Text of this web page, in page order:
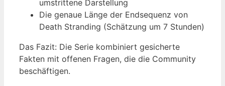
umstrittene Darstellung
Die genaue Länge der Endsequenz von
Death Stranding (Schätzung um 7 Stunden)
Das Fazit: Die Serie kombiniert gesicherte
Fakten mit offenen Fragen, die die Community
beschäftigen.